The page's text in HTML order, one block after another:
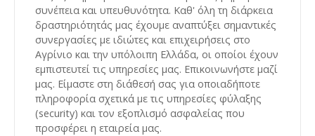
συνέπεια και υπευθυνότητα. Καθ' όλη τη διάρκεια
δραστηριότητάς μας έχουμε αναπτύξει σημαντικές
συνεργασίες με ιδιώτες και επιχειρήσεις στο
Αγρίνιο και την υπόλοιπη Ελλάδα, οι οποίοι έχουν
εμπιστευτεί τις υπηρεσίες μας. Επικοινωνήστε μαζί
μας. Είμαστε στη διάθεσή σας για οποιαδήποτε
πληροφορία σχετικά με τις υπηρεσίες φύλαξης
(security) και τον εξοπλισμό ασφαλείας που
προσφέρει η εταιρεία μας.